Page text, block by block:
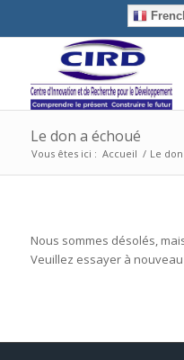
Le don a échoué
Vous êtes ici : Accueil / Le
Nous sommes désolés,
Veuillez essayer à